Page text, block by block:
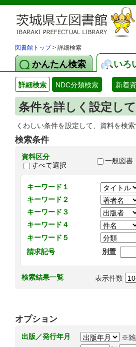
図書館トップ> 詳細検索
かんたん検索 いろ
詳細検索 NDC分類検索 新着
条件を詳しく設定し
くわしい条件を設定して、資料を検索
検索条件
資料区分
すべて選択
一般図書
キーワード１
キーワード２
キーワード３
キーワード４
キーワード５
請求記号
別置
検索結果一覧 表示件数
オプション
出版／発行年月
※雑